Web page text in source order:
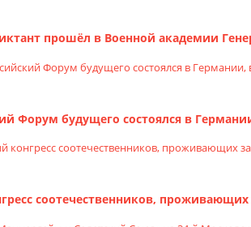
прошёл в Военной академии
Форум будущего состоялся в
соотечественников,